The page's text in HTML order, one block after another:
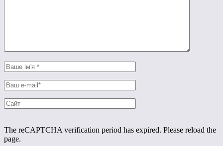
The reCAPTCHA verification period has expired. Please reload the
page.